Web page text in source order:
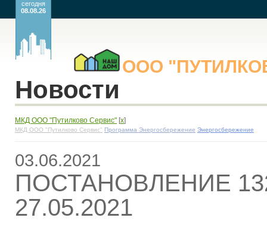
ООО
сегодня
08.08.26
Новости
МКД ООО "Путилково Сервис" [x]
МКД ООО "Путилково Сервис" Программа Энергосбережение Энергосбережение
03.06.2021
ПОСТАНОВЛЕНИЕ
27.05.2021